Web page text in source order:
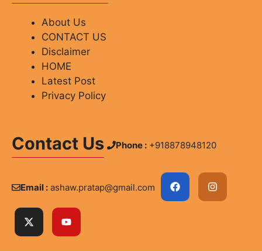
About Us
CONTACT US
Disclaimer
HOME
Latest Post
Privacy Policy
Contact Us Phone : +918878948120
Email : ashaw.pratap@gmail.com